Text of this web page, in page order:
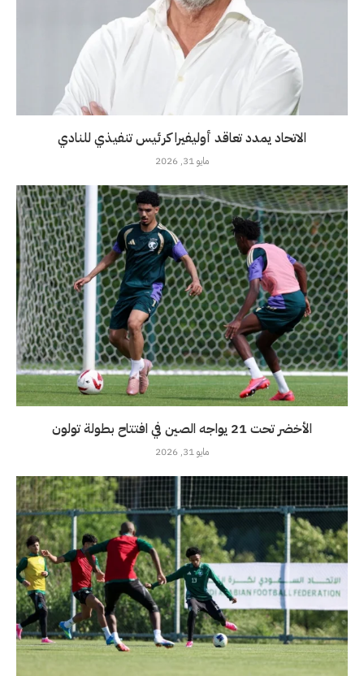
الاتحاد يمدد تعاقد أوليفيرا كرئيس تنفيذي للنادي
مايو 31, 2026
الأخضر تحت 21 يواجه الصين في افتتاح بطولة تولون
مايو 31, 2026